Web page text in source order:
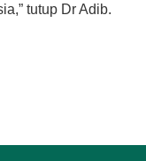
tutup Dr Adib.